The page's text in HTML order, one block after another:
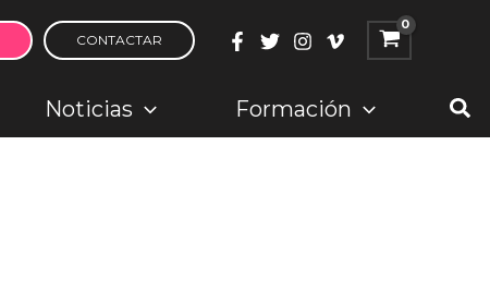
CONTACTAR
Noticias Formación